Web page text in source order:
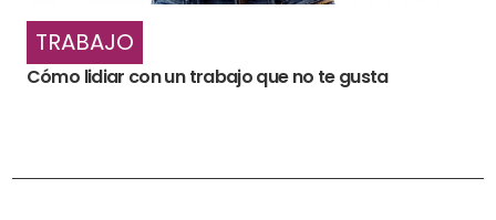
TRABAJO
Cómo lidiar con un trabajo que no te gusta